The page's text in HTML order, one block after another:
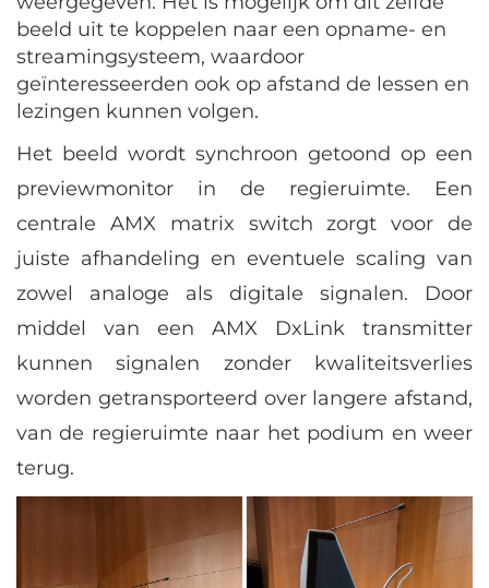
beeld uit te koppelen naar een opname- en
streamingsysteem, waardoor
geïnteresseerden ook op afstand de lessen en
lezingen kunnen volgen.
Het beeld wordt synchroon getoond op een
previewmonitor in de regieruimte. Een
centrale AMX matrix switch zorgt voor de
juiste afhandeling en eventuele scaling van
zowel analoge als digitale signalen. Door
middel van een AMX DxLink transmitter
kunnen signalen zonder kwaliteitsverlies
worden getransporteerd over langere afstand,
van de regieruimte naar het podium en weer
terug.